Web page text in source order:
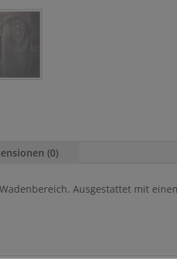
(0)
Ausgestattet mit